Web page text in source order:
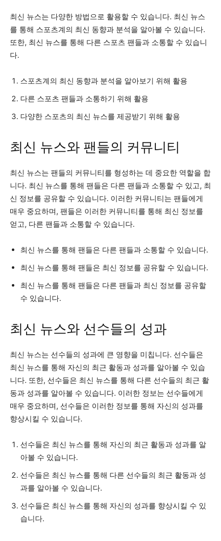
최신 뉴스는 다양한 방법으로 활용할 수 있습니다. 최신 뉴스
를 통해 스포츠계의 최신 동향과 분석을 알아볼 수 있습니다.
또한, 최신 뉴스를 통해 다른 스포츠 팬들과 소통할 수 있습니
다.
스포츠계의 최신 동향과 분석을 알아보기 위해 활용
다른 스포츠 팬들과 소통하기 위해 활용
다양한 스포츠의 최신 뉴스를 제공받기 위해 활용
최신 뉴스와 팬들의 커뮤니티
최신 뉴스는 팬들의 커뮤니티를 형성하는 데 중요한 역할을 합
니다. 최신 뉴스를 통해 팬들은 다른 팬들과 소통할 수 있고, 최
신 정보를 공유할 수 있습니다. 이러한 커뮤니티는 팬들에게
매우 중요하며, 팬들은 이러한 커뮤니티를 통해 최신 정보를
얻고, 다른 팬들과 소통할 수 있습니다.
최신 뉴스를 통해 팬들은 다른 팬들과 소통할 수 있습니다.
최신 뉴스를 통해 팬들은 최신 정보를 공유할 수 있습니다.
최신 뉴스를 통해 팬들은 다른 팬들과 최신 정보를 공유할
수 있습니다.
최신 뉴스와 선수들의 성과
최신 뉴스는 선수들의 성과에 큰 영향을 미칩니다. 선수들은
최신 뉴스를 통해 자신의 최근 활동과 성과를 알아볼 수 있습
니다. 또한, 선수들은 최신 뉴스를 통해 다른 선수들의 최근 활
동과 성과를 알아볼 수 있습니다. 이러한 정보는 선수들에게
매우 중요하며, 선수들은 이러한 정보를 통해 자신의 성과를
향상시킬 수 있습니다.
선수들은 최신 뉴스를 통해 자신의 최근 활동과 성과를 알
아볼 수 있습니다.
선수들은 최신 뉴스를 통해 다른 선수들의 최근 활동과 성
과를 알아볼 수 있습니다.
선수들은 최신 뉴스를 통해 자신의 성과를 향상시킬 수 있
습니다.